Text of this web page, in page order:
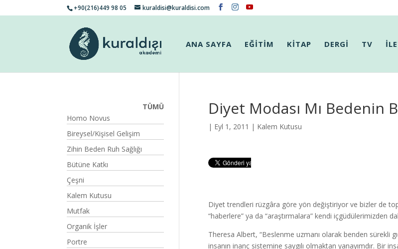
+90(216)449 98 05 kuraldisi@kuraldisi.com
ANA SAYFA EĞİTİM KİTAP DERGİ TV
Diyet Modası Mı Bedenin
| Eyl 1, 2011 | Kalem Kutusu
Diyet trendleri rüzgâra göre yön değiştiriyor ve bizler de
“haberlere” ya da “araştırmalara” kendi içgüdülerimizden
Theresa Albert, “Beslenme uzmanı olarak benden sürekli
insanın inanç sistemine saygılı olmaktan yanayımdır. Bir
TÜMÜ
Homo Novus
Bireysel/Kişisel Gelişim
Zihin Beden Ruh Sağlığı
Bütüne Katkı
Çeşni
Kalem Kutusu
Mutfak
Organik İşler
Portre